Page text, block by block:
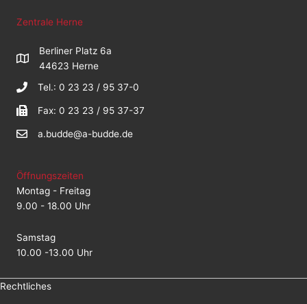
Zentrale Herne
Berliner Platz 6a
44623 Herne
Tel.: 0 23 23 / 95 37-0
Fax: 0 23 23 / 95 37-37
a.budde@a-budde.de
Öffnungszeiten
Montag - Freitag
9.00 - 18.00 Uhr
Samstag
10.00 -13.00 Uhr
Rechtliches